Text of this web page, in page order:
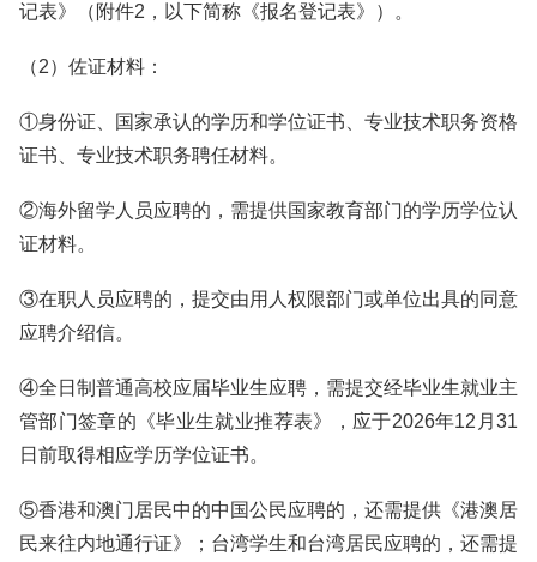
记表》（附件2，以下简称《报名登记表》）。
（2）佐证材料：
①身份证、国家承认的学历和学位证书、专业技术职务资格
证书、专业技术职务聘任材料。
②海外留学人员应聘的，需提供国家教育部门的学历学位认
证材料。
③在职人员应聘的，提交由用人权限部门或单位出具的同意
应聘介绍信。
④全日制普通高校应届毕业生应聘，需提交经毕业生就业主
管部门签章的《毕业生就业推荐表》，应于2026年12月31
日前取得相应学历学位证书。
⑤香港和澳门居民中的中国公民应聘的，还需提供《港澳居
民来往内地通行证》；台湾学生和台湾居民应聘的，还需提